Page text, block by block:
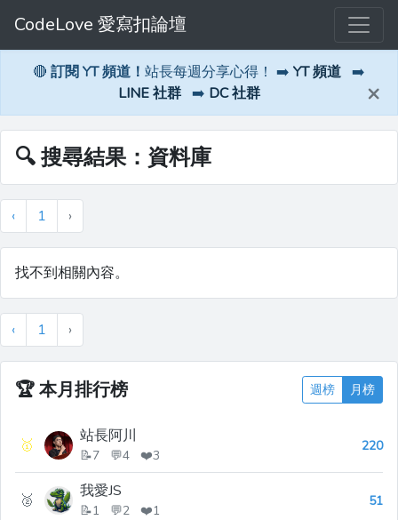
CodeLove 愛寫扣論壇
🔴 訂閱 YT 頻道！ 站長每週分享心得！ ➡️ YT 頻道 ➡️
LINE 社群 ➡️ DC 社群 ×
🔍 搜尋結果：資料庫
‹ 1 ›
找不到相關內容。
‹ 1 ›
🏆本月排行榜 週榜 月榜
🥇 站長阿川
📝7 💬4 ❤️3
220
🥈 我愛JS
📝1 💬2 ❤️1
51